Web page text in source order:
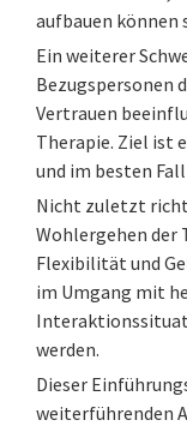
aufbauen können
Ein weiterer
Bezugspersonen
Vertrauen
Therapie. Ziel ist
und im besten
Nicht zuletzt
Wohlergehen der
Flexibilität und
im Umgang mit
werden.
Dieser
weiterführenden